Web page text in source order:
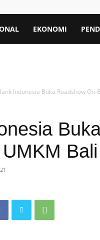
EKONOMI
Indonesia Buka Roadshow